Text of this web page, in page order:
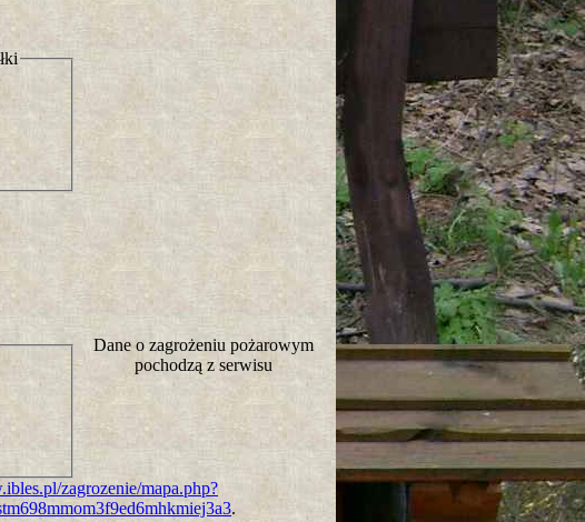
Dane o zagrożeniu pożarowym
pochodzą z serwisu
zagrozenie/mapa.php?
.